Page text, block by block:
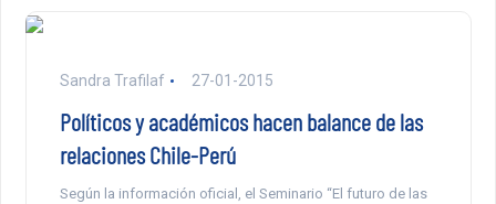
Sandra Trafilaf 27-01-2015
Políticos y académicos hacen balance de las
relaciones Chile-Perú
Según la información oficial, el Seminario “El futuro de las